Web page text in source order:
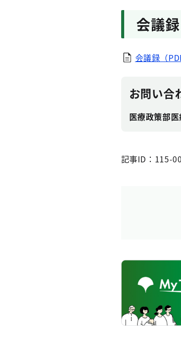
会議録
会議録（
お問い合
医療政策部
記事ID：115-